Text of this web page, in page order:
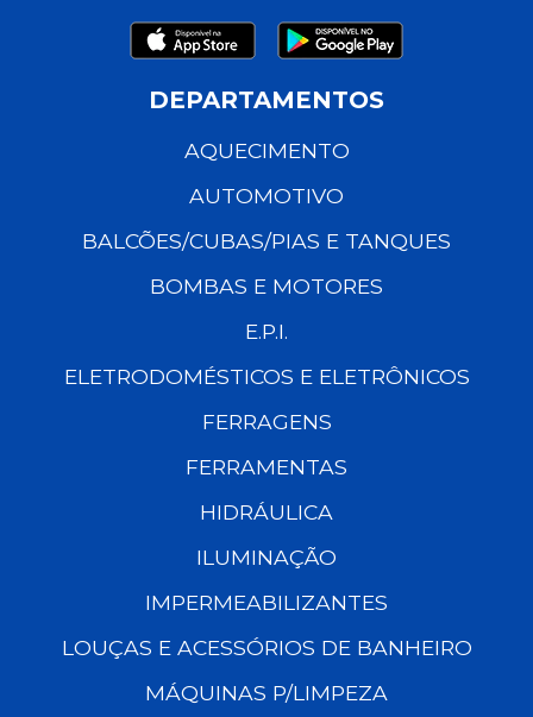
DEPARTAMENTOS
AQUECIMENTO
AUTOMOTIVO
BALCÕES/CUBAS/PIAS E TANQUES
BOMBAS E MOTORES
E.P.I.
ELETRODOMÉSTICOS E ELETRÔNICOS
FERRAGENS
FERRAMENTAS
HIDRÁULICA
ILUMINAÇÃO
IMPERMEABILIZANTES
LOUÇAS E ACESSÓRIOS DE BANHEIRO
MÁQUINAS P/LIMPEZA